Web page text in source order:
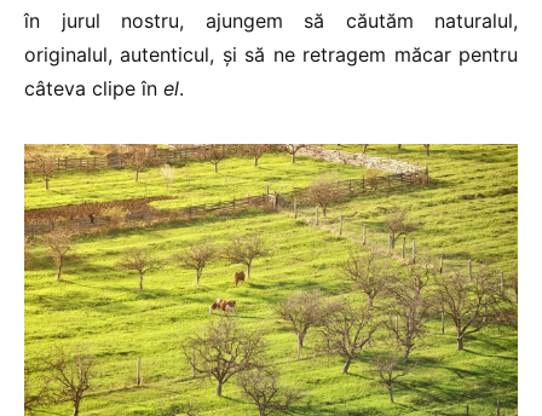
în jurul nostru, ajungem să căutăm naturalul,
originalul, autenticul, și să ne retragem măcar pentru
câteva clipe în el.